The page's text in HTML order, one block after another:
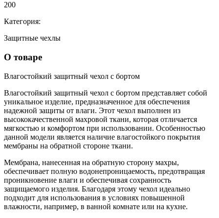
200
Категория:
Защитные чехлы
О товаре
Влагостойкий защитный чехол с бортом
Влагостойкий защитный чехол с бортом представляет собой
уникальное изделие, предназначенное для обеспечения
надежной защиты от влаги. Этот чехол выполнен из
высококачественной махровой ткани, которая отличается
мягкостью и комфортом при использовании. Особенностью
данной модели является наличие влагостойкого покрытия
мембраны на обратной стороне ткани.
Мембрана, нанесенная на обратную сторону махры,
обеспечивает полную водонепроницаемость, предотвращая
проникновение влаги и обеспечивая сохранность
защищаемого изделия. Благодаря этому чехол идеально
подходит для использования в условиях повышенной
влажности, например, в ванной комнате или на кухне.